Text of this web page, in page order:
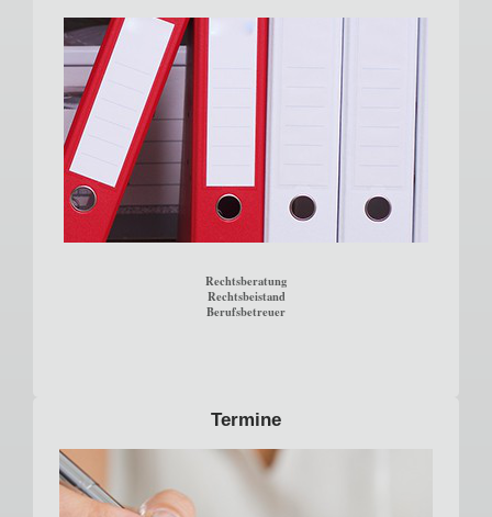
Rechtsberatung
Rechtsbeistand
Berufsbetreuer
Termine